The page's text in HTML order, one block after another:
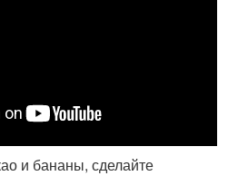
и бананы, сделайте